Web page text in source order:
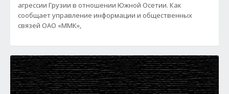
агрессии Грузии в отношении Южной Осетии. Как
сообщает управление информации и общественных
связей ОАО «ММК»,